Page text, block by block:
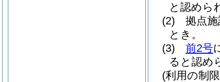
と認めら
(2)
拠点
とき。
(3)
前2号
ると認め
(利用の制